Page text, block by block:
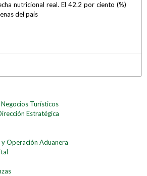
nutricional real. El 42.2 por ciento (%)
del país
Turísticos
Estratégica
Operación Aduanera